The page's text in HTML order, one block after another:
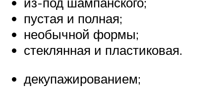
пустая и полная;
необычной формы;
стеклянная и пластиковая.
декупажированием;